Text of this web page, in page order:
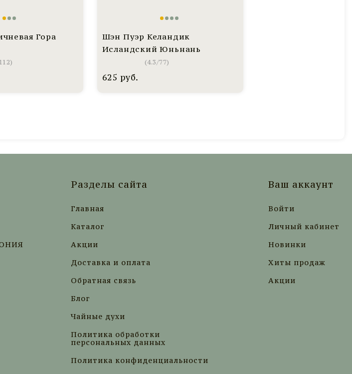
Гора
112)
Шэн Пуэр Келандик
Исландский Юньнань
(4.3/77)
625 руб.
Разделы сайта
Главная
Каталог
Акции
Доставка и оплата
Обратная связь
Блог
Чайные духи
Политика обработки
персональных данных
Политика конфиденциальности
Ваш аккаунт
Войти
Личный кабинет
Новинки
Хиты продаж
Акции